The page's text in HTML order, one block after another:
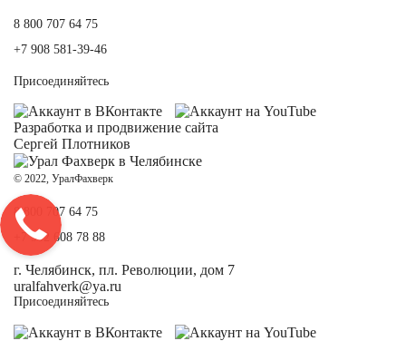
8 800 707 64 75
+7 908 581-39-46
Присоединяйтесь
Разработка и продвижение сайта
Сергей Плотников
© 2022, УралФахверк
8 800 707 64 75
+7 902 608 78 88
г. Челябинск, пл. Революции, дом 7
uralfahverk@ya.ru
Присоединяйтесь